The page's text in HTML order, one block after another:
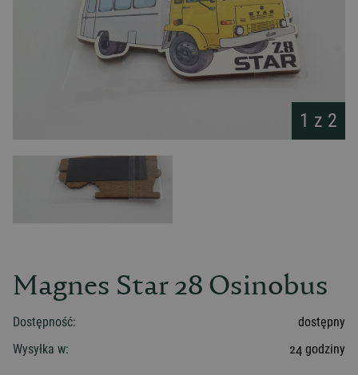
1 z 2
Magnes Star 28 Osinobus
Dostępność:
dostępny
Wysyłka w:
24 godziny